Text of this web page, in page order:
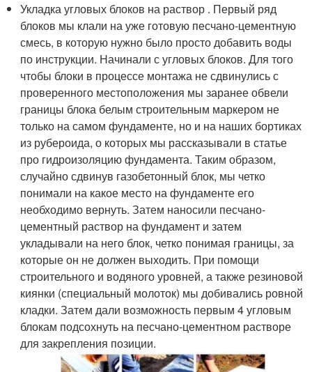
Укладка угловых блоков на раствор . Первый ряд
блоков мы клали на уже готовую песчано-цементную
смесь, в которую нужно было просто добавить воды
по инструкции. Начинали с угловых блоков. Для того
чтобы блоки в процессе монтажа не сдвинулись с
проверенного местоположения мы заранее обвели
границы блока белым строительным маркером не
только на самом фундаменте, но и на наших бортиках
из рубероида, о которых мы рассказывали в статье
про гидроизоляцию фундамента. Таким образом,
случайно сдвинув газобетонный блок, мы четко
понимали на какое место на фундаменте его
необходимо вернуть. Затем наносили песчано-
цементный раствор на фундамент и затем
укладывали на него блок, четко понимая границы, за
которые он не должен выходить. При помощи
строительного и водяного уровней, а также резиновой
киянки (специальный молоток) мы добивались ровной
кладки. Затем дали возможность первым 4 угловым
блокам подсохнуть на песчано-цементном растворе
для закрепления позиции.